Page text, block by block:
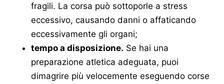
fragili. La corsa può sottoporle a stress
eccessivo, causando danni o affaticando
eccessivamente gli organi;
tempo a disposizione. Se hai una
preparazione atletica adeguata, puoi
dimagrire più velocemente eseguendo corse